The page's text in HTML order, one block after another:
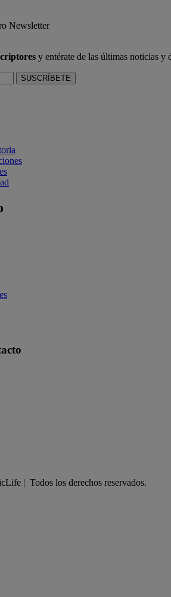
Newsletter
y entérate de las últimas noticias y
| Todos los derechos reservados.